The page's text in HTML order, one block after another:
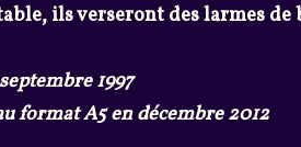
ils verseront des larmes
1997
format A5 en décembre 2012